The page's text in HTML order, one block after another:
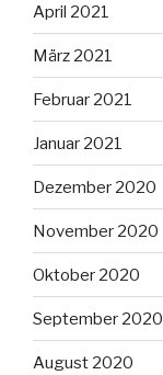
April 2021
März 2021
Februar 2021
Januar 2021
Dezember 2020
November 2020
Oktober 2020
September 2020
August 2020